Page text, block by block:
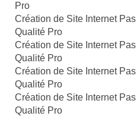
Pro
Création de Site Internet
Qualité Pro
Création de Site Internet
Qualité Pro
Création de Site Internet
Qualité Pro
Création de Site Internet
Qualité Pro